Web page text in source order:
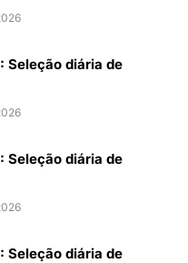
Seleção diária de
Seleção diária de
Seleção diária de